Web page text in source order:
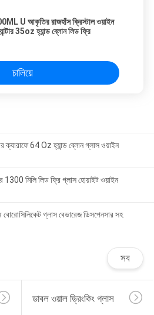
U আকৃতির রাজহাঁস ক্রিস্টাল ওয়াইন
35oz হ্যান্ড ব্লোন লিড ফ্রি
চালিয়ে
ক্যারাফে 64 Oz হ্যান্ড ব্লোন গ্লাস ওয়াইন
1300 মিলি লিড ফ্রি গ্লাস হোয়াইট ওয়াইন
বোরোসিলিকেট গ্লাস বেভারেজ ডিসপেনসার সহ
সব
ডাবল ওয়াল ড্রিংকিং গ্লাস